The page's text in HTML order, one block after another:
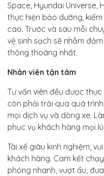
Space, Hyundai Universe,
thực hiện bảo dưỡng,
cao. Trước và sau mỗi
vệ sinh sạch sẽ nhằm
thông thoáng nhất.
Nhân viên tận tâm
Tư vấn viên đều được
còn phải trải qua quá
mọi dịch vụ và dòng xe.
phục vụ khách hàng mọi
Tài xế giàu kinh nghiệm,
khách hàng. Cam kết
phóng nhanh, vượt ẩu,